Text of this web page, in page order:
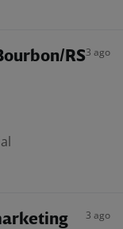
RS3 ago
3 ago